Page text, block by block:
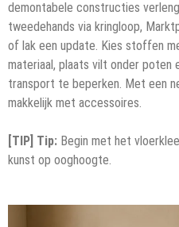
demontabele constructies
tweedehands via kringloop,
of lak een update. Kies stoffen
materiaal, plaats vilt onder poten
transport te beperken. Met een
makkelijk met accessoires.
[TIP] Tip: Begin met het
kunst op ooghoogte.